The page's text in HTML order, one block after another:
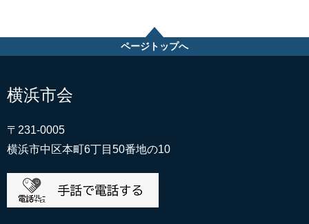
ページトップへ
横浜市会
〒231-0005
横浜市中区本町6丁目50番地の10